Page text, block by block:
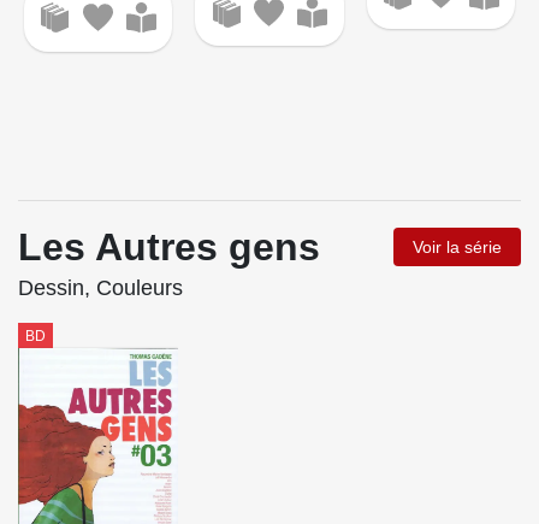
Les Autres gens Voir la série
Dessin, Couleurs
BD